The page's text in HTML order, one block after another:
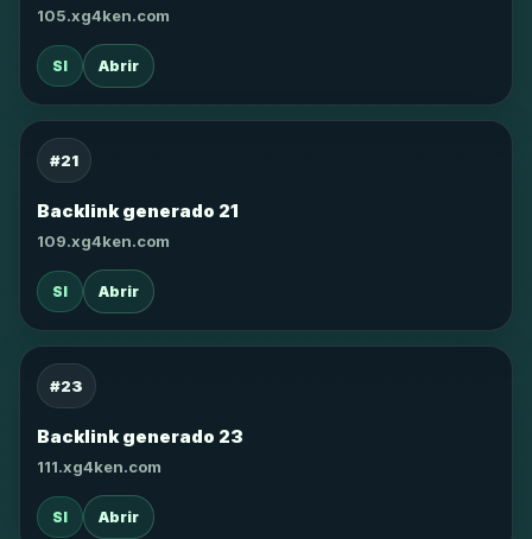
105.xg4ken.com
SI Abrir
#21
Backlink generado 21
109.xg4ken.com
SI Abrir
#23
Backlink generado 23
111.xg4ken.com
SI Abrir